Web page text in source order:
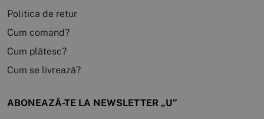
Politica de retur
Cum comand?
Cum plătesc?
Cum se livrează?
ABONEAZĂ-TE LA NEWSLETTER „U”